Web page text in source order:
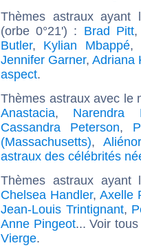
Thèmes astraux ayant
(orbe 0°21') : Brad Pitt
Butler, Kylian Mbappé,
Jennifer Garner, Adriana
aspect.
Thèmes astraux avec le
Anastacia, Narendra
Cassandra Peterson,
(Massachusetts),
astraux des célébrités
Thèmes astraux
Chelsea Handler, Axelle
Jean-Louis Trintignant,
Anne Pingeot... Voir
Vierge.